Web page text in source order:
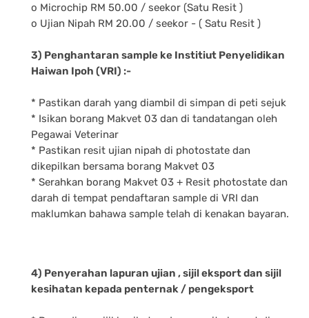
o Microchip RM 50.00 / seekor (Satu Resit )
o Ujian Nipah RM 20.00 / seekor - ( Satu Resit )
3) Penghantaran sample ke Institiut Penyelidikan
Haiwan Ipoh (VRI) :-
* Pastikan darah yang diambil di simpan di peti sejuk
* Isikan borang Makvet 03 dan di tandatangan oleh
Pegawai Veterinar
* Pastikan resit ujian nipah di photostate dan
dikepilkan bersama borang Makvet 03
* Serahkan borang Makvet 03 + Resit photostate dan
darah di tempat pendaftaran sample di VRI dan
maklumkan bahawa sample telah di kenakan bayaran.
4) Penyerahan lapuran ujian , sijil eksport dan sijil
kesihatan kepada penternak / pengeksport